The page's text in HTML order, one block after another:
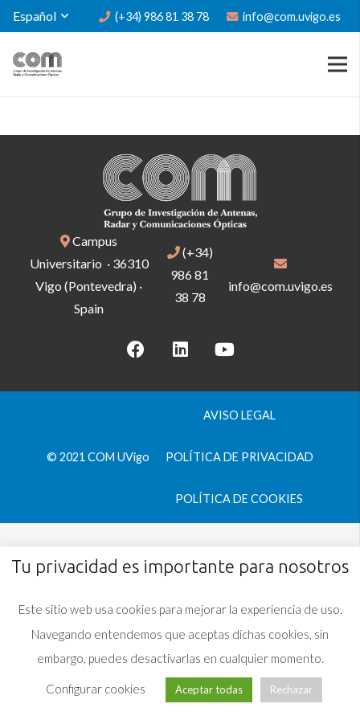
Español (+34) 986 81 38 78 info@com.uvigo.es
Campus
Universitario · 36310
Vigo (Pontevedra) ·
Spain
(+34)
986 81
38 78
info@com.uvigo.es
© 2021 COM UVigo
AVISO LEGAL
POLÍTICA DE PRIVACIDAD
POLÍTICA DE COOKIES
Tu privacidad es importante para nosotros
Este sitio web usa cookies para mejorar la experiencia de uso.
Navegando entendemos que aceptas dichas cookies, sin
embargo, puedes desactivarlas en cualquier momento.
Configurar cookies Aceptar todas Rechazar